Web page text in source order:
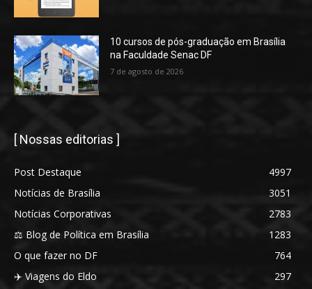
10 cursos de pós-graduação em Brasília
na Faculdade Senac DF
7 de agosto de 2026
[ Nossas editorias ]
Post Destaque
4997
Notícias de Brasília
3051
Notícias Corporativas
2783
⚖️ Blog de Política em Brasília
1283
O que fazer no DF
764
✈️ Viagens do Eldo
297